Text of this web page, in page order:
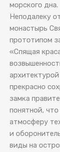
морского дна.
Неподалеку
монастырь
прототипом
«Спящая
прекрасно
замка
понятной,
атмосферу
и
виды на